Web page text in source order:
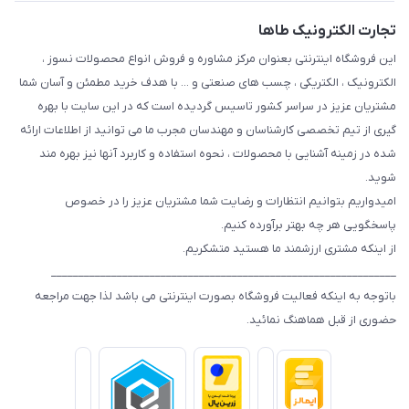
تجارت الکترونیک طاها
این فروشگاه اینترنتی بعنوان مرکز مشاوره و فروش انواع محصولات نسوز ،
الکترونیک ، الکتریکی ، چسب های صنعتی و ... با هدف خرید مطمئن و آسان شما
مشتریان عزیز در سراسر کشور تاسیس گردیده است که در این سایت با بهره
گیری از تیم تخصصی کارشناسان و مهندسان مجرب ما می توانید از اطلاعات ارائه
شده در زمینه آشنایی با محصولات ، نحوه استفاده و کاربرد آنها نیز بهره مند
شوید.
امیدواریم بتوانیم انتظارات و رضایت شما مشتریان عزیز را در خصوص
پاسخگویی هر چه بهتر برآورده کنیم.
از اینکه مشتری ارزشمند ما هستید متشکریم.
_______________________________________________________________
باتوجه به اینکه فعالیت فروشگاه بصورت اینترنتی می باشد لذا جهت مراجعه
حضوری از قبل هماهنگ نمائید.